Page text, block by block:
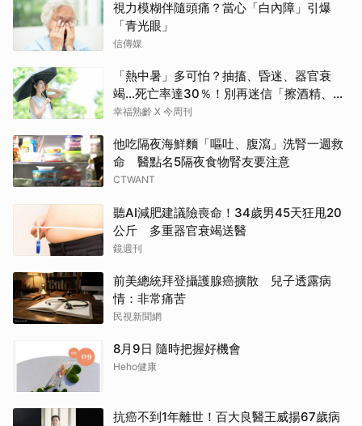
視力模糊伴隨頭痛？當心「白內障」引爆
「青光眼」
信傳媒
「熱中暑」多可怕？抽搐、昏迷、器官衰
竭…死亡率達30％！別再迷信「擦酒精、吃
退燒藥」，5招才能真救命
幸福熟齡 X 今周刊
他吃隔夜海鮮麵「嘔吐、腹瀉」洗腎一週救
命 醫點名5隔夜食物腎友要注意
CTWANT
聽AI減肥建議險喪命！34歲男45天狂甩20
公斤 多重器官衰竭送醫
鏡週刊
前美總統拜登攝護腺癌擴散 兒子透露病
情：非常痛苦
民視新聞網
8月9日 隨時把握好機會
Heho健康
抗癌不到1年離世！百大良醫王威揚67歲病